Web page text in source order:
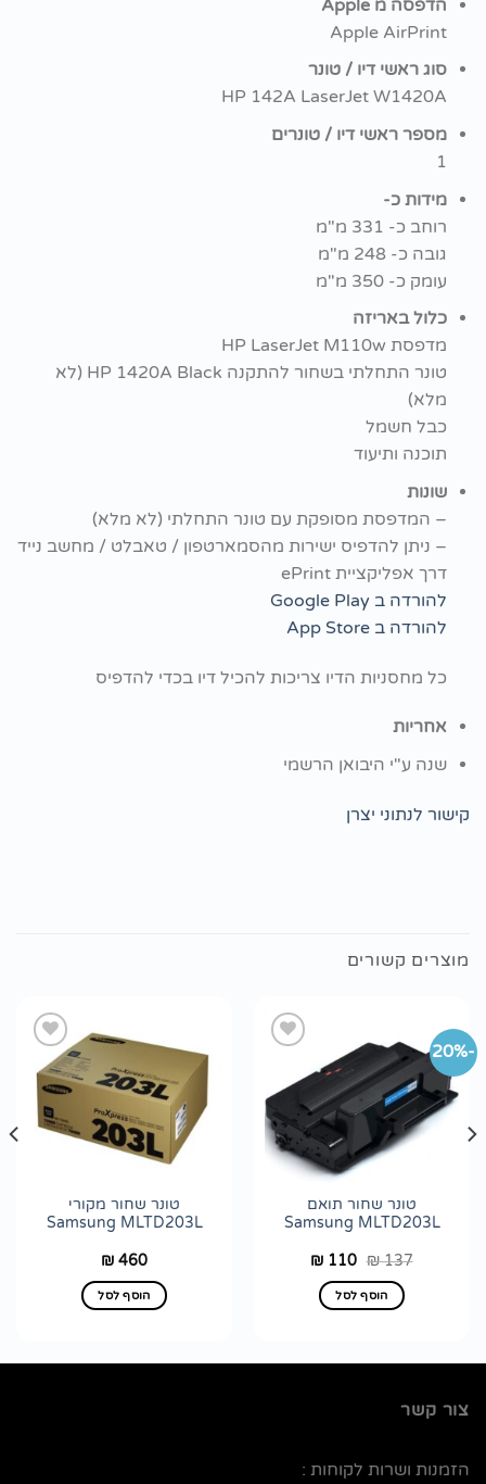
הדפסה מ Apple
Apple AirPrint
סוג ראשי דיו / טונר
HP 142A LaserJet W1420A
מספר ראשי דיו / טונרים
1
מידות כ-
רוחב כ- 331 מ"מ
גובה כ- 248 מ"מ
עומק כ- 350 מ"מ
כלול באריזה
מדפסת HP LaserJet M110w
טונר התחלתי בשחור להתקנה HP 1420A Black (לא
מלא)
כבל חשמל
תוכנה ותיעוד
שונות
– המדפסת מסופקת עם טונר התחלתי (לא מלא)
– ניתן להדפיס ישירות מהסמארטפון / טאבלט / מחשב נייד
דרך אפליקציית ePrint
להורדה ב Google Play
להורדה ב App Store
כל מחסניות הדיו צריכות להכיל דיו בכדי להדפיס
אחריות
שנה ע"י היבואן הרשמי
קישור לנתוני יצרן
מוצרים קשורים
-20%
הוסף
לרשימת
wishlist
טונר שחור תואם
Samsung MLTD203L
₪137
המחיר
היה:
₪ 137.
₪ 110
המחיר
הוסף לסל
הוסף
לרשימת
wishlist
טונר שחור מקורי
Samsung MLTD203L
₪ 460
הוסף לסל
צור קשר
הזמנות ושרות לקוחות :